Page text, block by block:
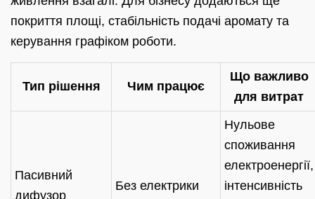
покриття площі, стабільність подачі аромату та
керування графіком роботи.
Тип рішення Чим працює
Що важливо
для витрат
Пасивний
дифузор
Без електрики
Нульове
споживання
електроенергії,
інтенсивність